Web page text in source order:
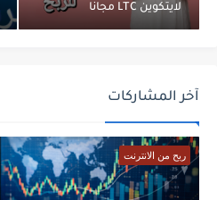
لايتكوين LTC مجانا
آخر المشاركات
ربح من الانترنت